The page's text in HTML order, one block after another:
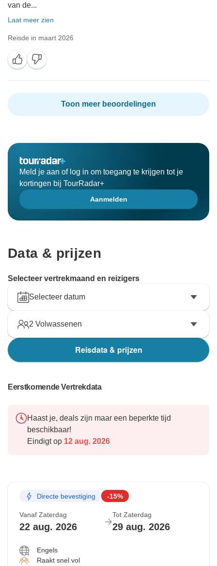
van de...
Laat meer zien
Reisde in maart 2026
Toon meer beoordelingen
Meld je aan of log in om toegang te krijgen tot je
kortingen bij TourRadar+
Aanmelden
Data & prijzen
Selecteer vertrekmaand en reizigers
Selecteer datum
2 Volwassenen
Reisdata & prijzen
Eerstkomende Vertrekdata
Haast je, deals zijn maar een beperkte tijd
beschikbaar!
Eindigt op 12 aug. 2026
Directe bevestiging -15%
Vanaf Zaterdag
22 aug. 2026
Tot Zaterdag
29 aug. 2026
Engels
Raakt snel vol